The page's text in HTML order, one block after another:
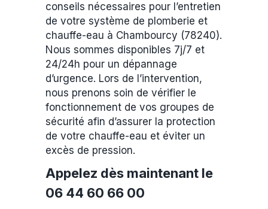
conseils nécessaires pour l’entretien
de votre système de plomberie et
chauffe-eau à Chambourcy (78240).
Nous sommes disponibles 7j/7 et
24/24h pour un dépannage
d’urgence. Lors de l’intervention,
nous prenons soin de vérifier le
fonctionnement de vos groupes de
sécurité afin d’assurer la protection
de votre chauffe-eau et éviter un
excès de pression.
Appelez dès maintenant le
06 44 60 66 00